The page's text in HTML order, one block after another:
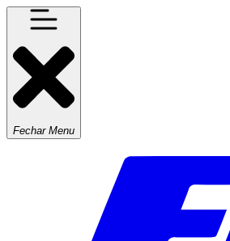
Fechar Menu